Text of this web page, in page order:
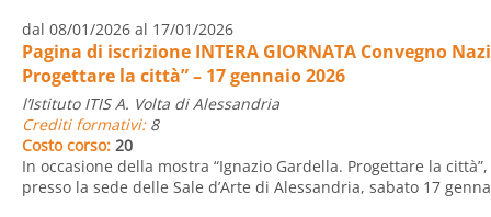
dal 08/01/2026 al 17/01/2026
Pagina di iscrizione INTERA GIORNATA Convegno
Progettare la città” – 17 gennaio 2026
l’Istituto ITIS A. Volta di Alessandria
Crediti formativi:8
Costo corso: 20
In occasione della mostra “Ignazio Gardella. Progettare la
presso la sede delle Sale d’Arte di Alessandria, sabato 17